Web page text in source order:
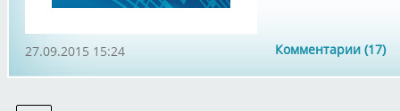
Комментарии (17)
27.09.2015 15:24